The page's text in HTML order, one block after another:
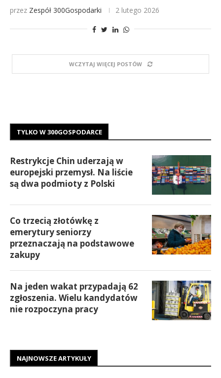
przez Zespół 300Gospodarki 2 lutego 2026
WCZYTAJ WIĘCEJ POSTÓW
TYLKO W 300GOSPODARCE
Restrykcje Chin uderzają w
europejski przemysł. Na liście
są dwa podmioty z Polski
Co trzecią złotówkę z
emerytury seniorzy
przeznaczają na podstawowe
zakupy
Na jeden wakat przypadają 62
zgłoszenia. Wielu kandydatów
nie rozpoczyna pracy
NAJNOWSZE ARTYKUŁY